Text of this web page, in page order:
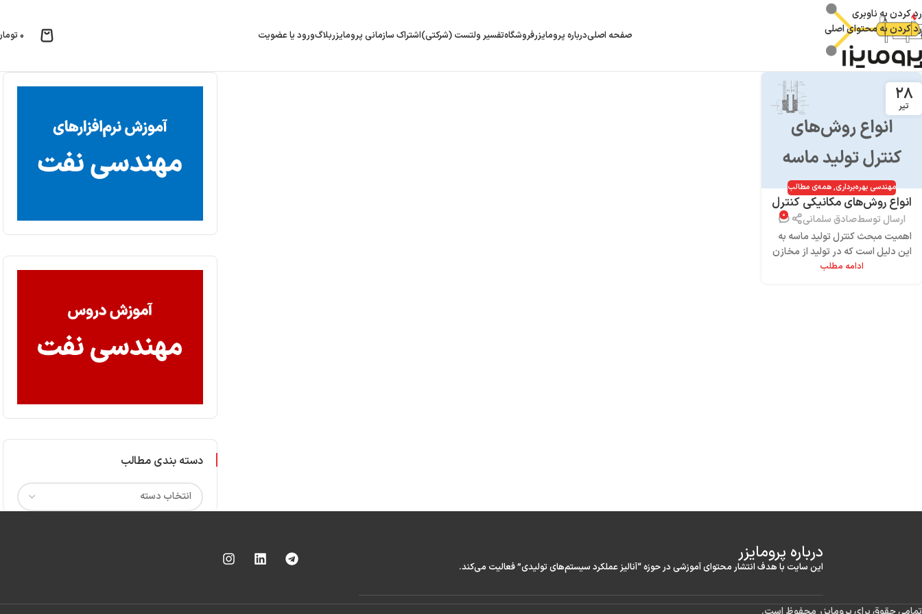
رد کردن به ناوبری
رد کردن به محتوای اصلی
صفحه اصلیدرباره پرومایزرفروشگاهتفسیر ولتست (شرکتی)اشتراک سازمانی پرومایزربلاگورود یا عضویت ۰
۲۸
تیر
مهندسی بهره‌برداری,همه‌ی مطالب
انواع روش‌های مکانیکی کنترل
تولید ماسه
ارسال توسطصادق سلمانی ۰
اهمیت مبحث کنترل تولید ماسه به
این دلیل است که در تولید از مخازن
ماسه سنگی، همواره با مشکل تولید
ادامه مطلب
دسته بندی مطالب
درباره‌ پرومایزر
این سایت با هدف انتشار محتوای آموزشی در حوزه “آنالیز عملکرد سیستم‌های تولیدی” فعالیت می‌کند.